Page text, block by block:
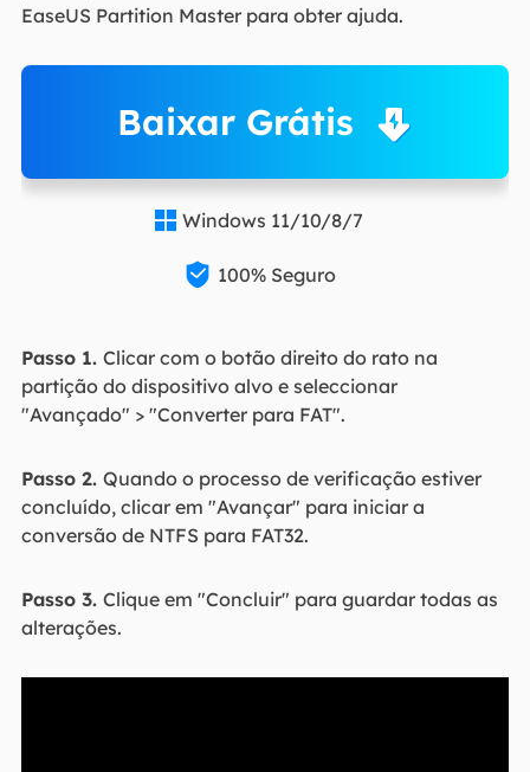
EaseUS Partition Master para obter ajuda.
Baixar Grátis
 Windows 11/10/8/7
 100% Seguro
Passo 1. Clicar com o botão direito do rato na
partição do dispositivo alvo e seleccionar
"Avançado" > "Converter para FAT".
Passo 2. Quando o processo de verificação estiver
concluído, clicar em "Avançar" para iniciar a
conversão de NTFS para FAT32.
Passo 3. Clique em "Concluir" para guardar todas as
alterações.